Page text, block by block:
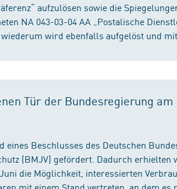
aufzulösen sowie die
NA 043-03-04 AA „Postalische
wird ebenfalls aufgelöst und
Tür der Bundesregierung am
Beschlusses des Deutschen
(BMJV) gefördert. Dadurch erhielten
die Möglichkeit, interessierten